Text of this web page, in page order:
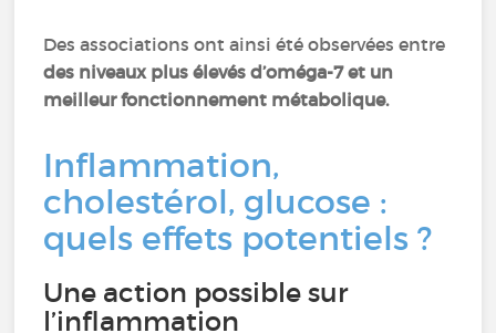
Des associations ont ainsi été observées entre
des niveaux plus élevés d’oméga-7 et un
meilleur fonctionnement métabolique.
Inflammation,
cholestérol, glucose :
quels effets potentiels ?
Une action possible sur
l’inflammation